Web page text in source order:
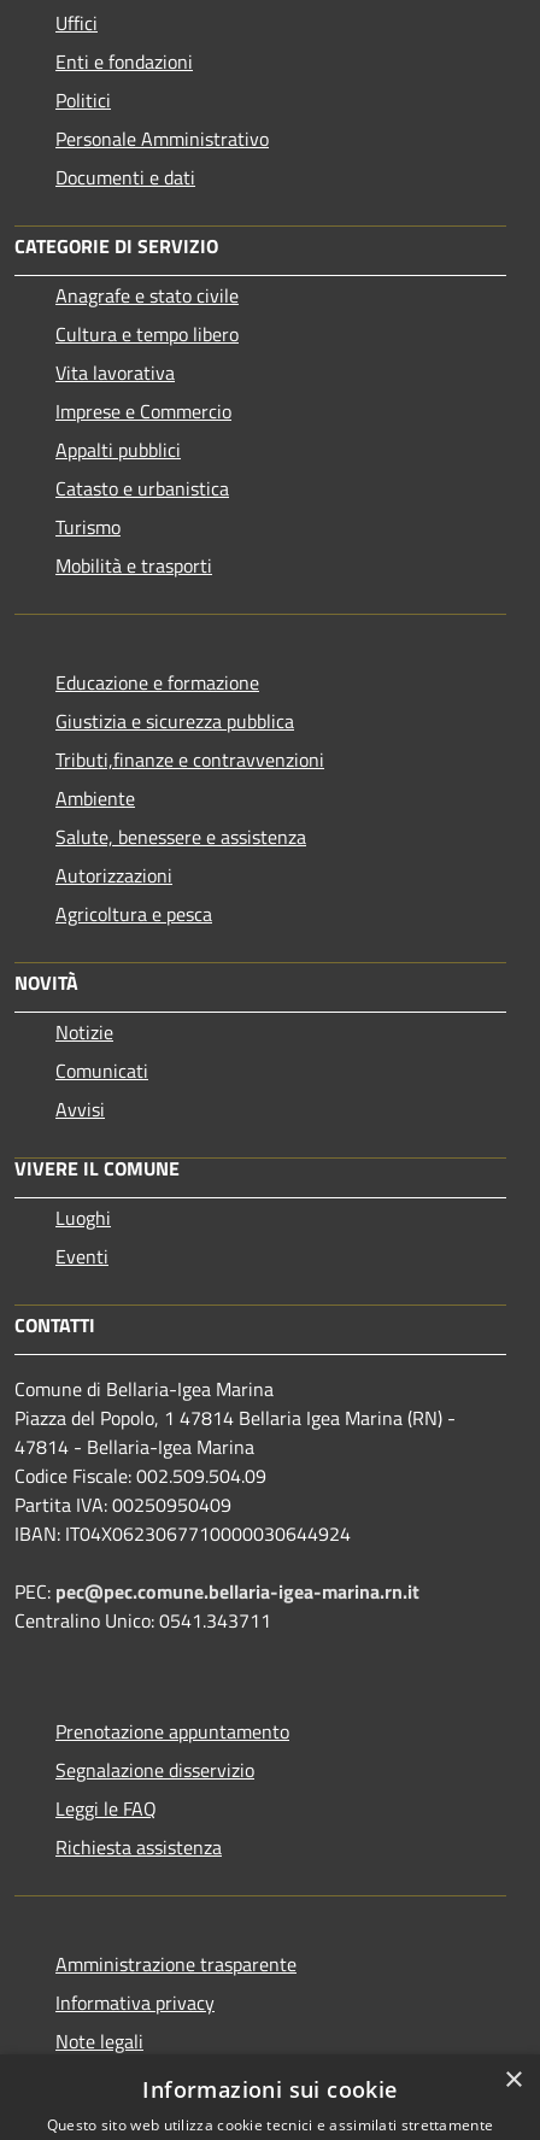
Uffici
Enti e fondazioni
Politici
Personale Amministrativo
Documenti e dati
CATEGORIE DI SERVIZIO
Anagrafe e stato civile
Cultura e tempo libero
Vita lavorativa
Imprese e Commercio
Appalti pubblici
Catasto e urbanistica
Turismo
Mobilità e trasporti
Educazione e formazione
Giustizia e sicurezza pubblica
Tributi,finanze e contravvenzioni
Ambiente
Salute, benessere e assistenza
Autorizzazioni
Agricoltura e pesca
NOVITÀ
Notizie
Comunicati
Avvisi
VIVERE IL COMUNE
Luoghi
Eventi
CONTATTI
Comune di Bellaria-Igea Marina
Piazza del Popolo, 1 47814 Bellaria Igea Marina (RN) -
47814 - Bellaria-Igea Marina
Codice Fiscale: 002.509.504.09
Partita IVA: 00250950409
IBAN: IT04X0623067710000030644924
PEC: pec@pec.comune.bellaria-igea-marina.rn.it
Centralino Unico: 0541.343711
Prenotazione appuntamento
Segnalazione disservizio
Leggi le FAQ
Richiesta assistenza
Amministrazione trasparente
Informativa privacy
Note legali
Dichiarazione di accessibilità
×
Informazioni sui cookie
Questo sito web utilizza cookie tecnici e assimilati strettamente